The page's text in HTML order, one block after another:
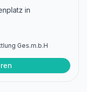
in
Ges.m.b.H